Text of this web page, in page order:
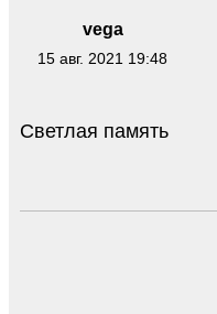
vega
15 авг. 2021 19:48
Светлая память